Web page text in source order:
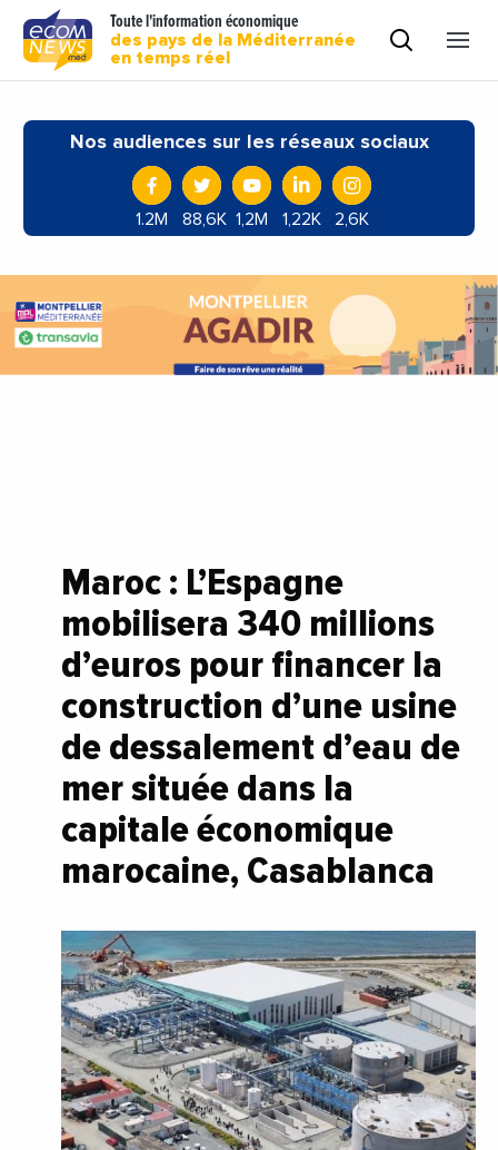
Toute l'information économique
des pays de la Méditerranée
en temps réel
Nos audiences sur les réseaux sociaux
1.2M 88,6K 1,2M 1,22K 2,6K
Maroc : L’Espagne
mobilisera 340 millions
d’euros pour financer la
construction d’une usine
de dessalement d’eau de
mer située dans la
capitale économique
marocaine, Casablanca